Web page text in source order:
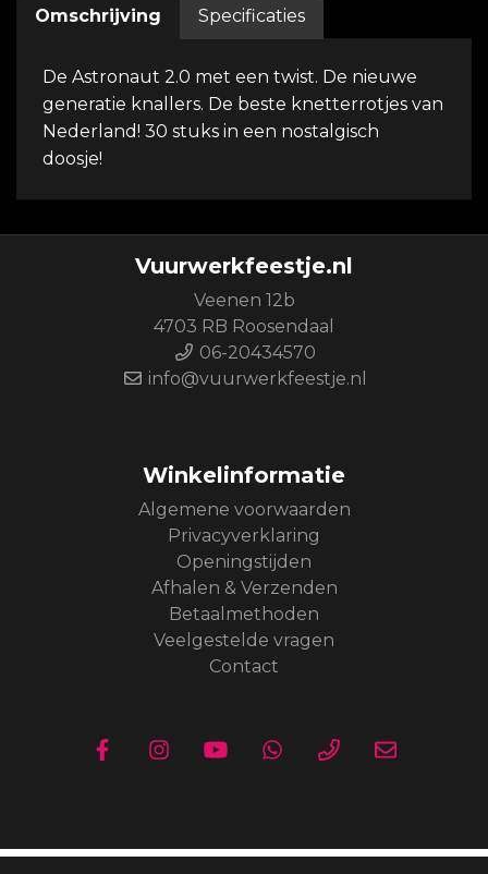
Omschrijving Specificaties
De Astronaut 2.0 met een twist. De nieuwe
generatie knallers. De beste knetterrotjes van
Nederland! 30 stuks in een nostalgisch
doosje!
Vuurwerkfeestje.nl
Veenen 12b
4703 RB Roosendaal
06-20434570
info@vuurwerkfeestje.nl
Winkelinformatie
Algemene voorwaarden
Privacyverklaring
Openingstijden
Afhalen & Verzenden
Betaalmethoden
Veelgestelde vragen
Contact